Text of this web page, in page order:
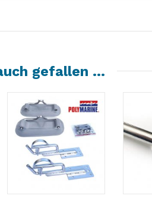
gefallen …